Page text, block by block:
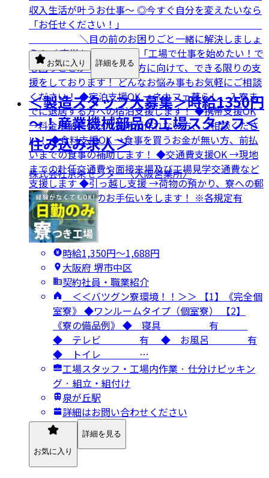
収入生活が叶うお仕事～ ◎今すぐ自分を変えたいなら
「お任せください！」 ＿＿＿＿＿＿＿＿＿＿＿＿＿＿
＿＿＿＿＿ ＼目の前のお困りごと一緒に解決しましょ
う！／ 京栄センターでは 「工場で仕事を始めたい！で
も困りごとが…」 そんな方に向けて、できる限りの支
援をしております！ どんなお悩み事もお気軽にご相談
ください！ ◆宿泊支援OK →ネカフェ暮らし、入寮ま
でに退居する方への宿泊支援します！ ◆携帯支援OK
→料金未納によって携帯が作れない方、ご相談くださ
い！ ◆食料支援OK →食事を買うお金が無い方、前払
いまでの食事の補助します！ ◆交通費支援OK →現地
までの赴任交通費や面接来場及び工場見学交通費など
支援します ◆引っ越し支援 →荷物の預かり、寮への郵
送など引っ越しのお手伝いをします！ ※各規定有
お気に入り 詳細を見る
＜製造スタッフ大募集＞時給1350円
～！産業機械部品の工場スタッフ＜
住み込み求人＞
株式会社京栄センター〈大阪営業所〉
時給1,350円〜1,688円
大阪府 堺市中区
契約社員・職業紹介
＜＜バツグン寮環境！！＞＞ 【1】《完全個
室寮》 ◆ワンルームタイプ（個室寮） 【2】
《寮の備品例》 ◆ 寝具 有
◆ テレビ 有 ◆ お風呂 有
◆ トイレ …
工場スタッフ・工場内作業 · 仕分けピッキン
グ · 組立・組付け
泉が丘駅
詳細はお問い合わせください
お気に入り
詳細を見る